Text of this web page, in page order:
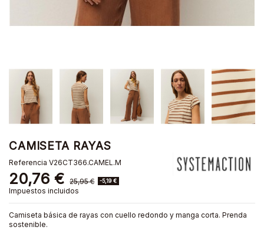
CAMISETA RAYAS
Referencia V26CT366.CAMEL.M
20,76 € 25,95 € -5,19 €
Impuestos incluidos
Camiseta básica de rayas con cuello redondo y manga corta. Prenda
sostenible.